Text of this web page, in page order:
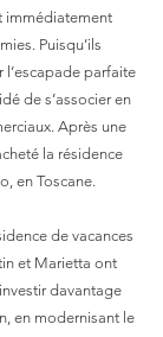
immédiatement
Puisqu’ils
l’escapade parfaite
de s’associer en
Après une
la résidence
en Toscane.
de vacances
et Marietta ont
davantage
en modernisant le